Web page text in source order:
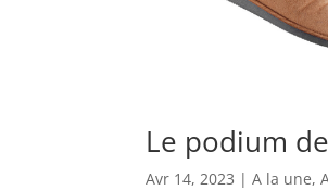
Le podium
Avr 14, 2023 |A la une,